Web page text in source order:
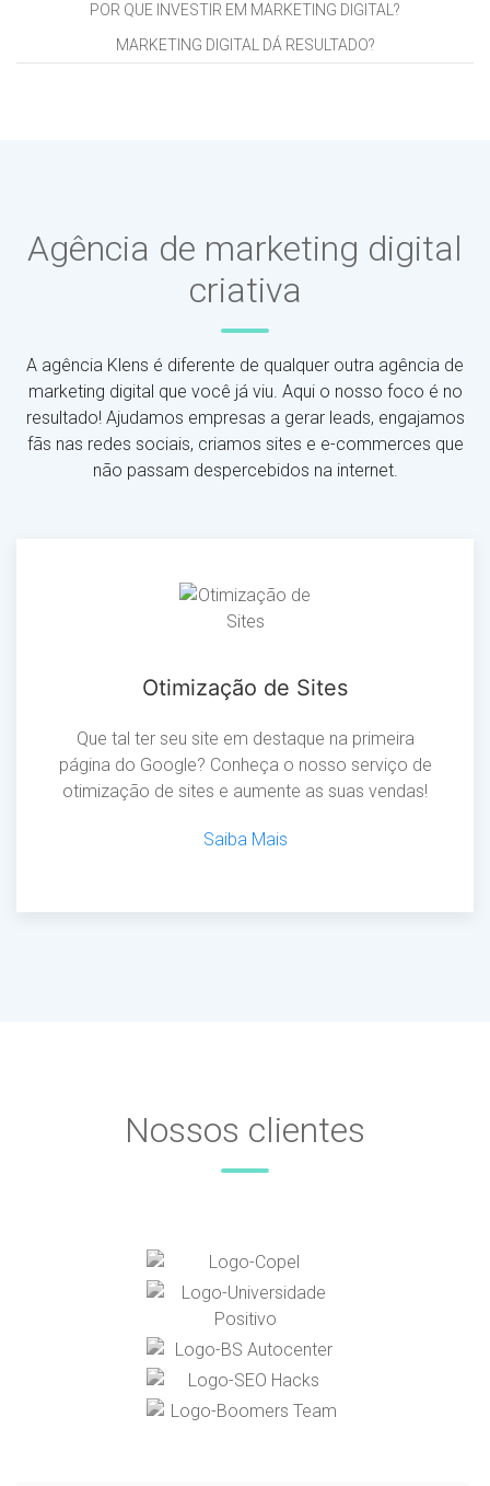
POR QUE INVESTIR EM MARKETING DIGITAL?
MARKETING DIGITAL DÁ RESULTADO?
Agência de marketing digital
criativa
A agência Klens é diferente de qualquer outra agência de
marketing digital que você já viu. Aqui o nosso foco é no
resultado! Ajudamos empresas a gerar leads, engajamos
fãs nas redes sociais, criamos sites e e-commerces que
não passam despercebidos na internet.
Otimização de Sites
Que tal ter seu site em destaque na primeira
página do Google? Conheça o nosso serviço de
otimização de sites e aumente as suas vendas!
Saiba Mais
Nossos clientes